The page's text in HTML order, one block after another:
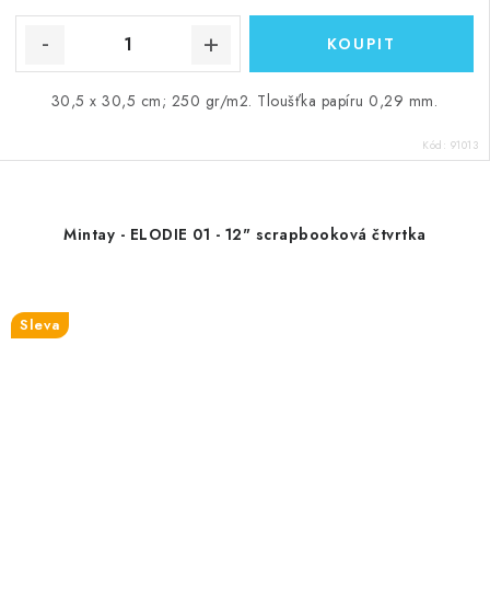
30,5 x 30,5 cm; 250 gr/m2. Tloušťka papíru 0,29 mm.
Kód: 91013
Mintay - ELODIE 01 - 12" scrapbooková čtvrtka
Sleva